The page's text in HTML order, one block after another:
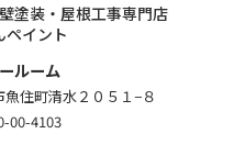
塗装・屋根工事専門店
ペイント
ルーム
住町清水２０５１−８
00-4103